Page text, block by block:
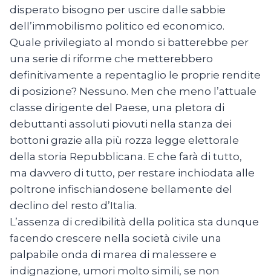
disperato bisogno per uscire dalle sabbie
dell’immobilismo politico ed economico.
Quale privilegiato al mondo si batterebbe per
una serie di riforme che metterebbero
definitivamente a repentaglio le proprie rendite
di posizione? Nessuno. Men che meno l’attuale
classe dirigente del Paese, una pletora di
debuttanti assoluti piovuti nella stanza dei
bottoni grazie alla più rozza legge elettorale
della storia Repubblicana. E che farà di tutto,
ma davvero di tutto, per restare inchiodata alle
poltrone infischiandosene bellamente del
declino del resto d’Italia.
L’assenza di credibilità della politica sta dunque
facendo crescere nella società civile una
palpabile onda di marea di malessere e
indignazione, umori molto simili, se non